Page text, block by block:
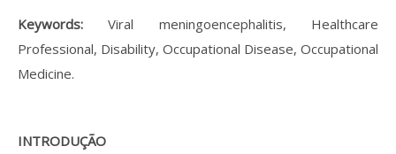
Keywords:Viral meningoencephalitis, Healthcare
Professional, Disability, Occupational Disease, Occupational
Medicine.
INTRODUÇÃO